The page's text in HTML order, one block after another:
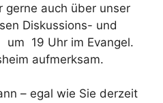
gerne auch über unser
Diskussions- und
um 19 Uhr im Evangel.
aufmerksam.
– egal wie Sie derzeit